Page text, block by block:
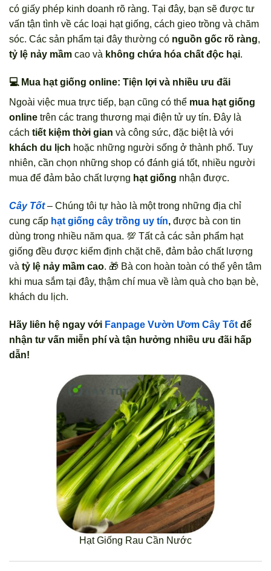
có giấy phép kinh doanh rõ ràng. Tại đây, bạn sẽ được tư
vấn tận tình về các loại hạt giống, cách gieo trồng và chăm
sóc. Các sản phẩm tại đây thường có nguồn gốc rõ ràng,
tỷ lệ nảy mầm cao và không chứa hóa chất độc hại.
💻 Mua hạt giống online: Tiện lợi và nhiều ưu đãi
Ngoài việc mua trực tiếp, bạn cũng có thể mua hạt giống
online trên các trang thương mại điện tử uy tín. Đây là
cách tiết kiệm thời gian và công sức, đặc biệt là với
khách du lịch hoặc những người sống ở thành phố. Tuy
nhiên, cần chọn những shop có đánh giá tốt, nhiều người
mua để đảm bảo chất lượng hạt giống nhận được.
Cây Tốt– Chúng tôi tự hào là một trong những địa chỉ
cung cấp hạt giống cây trồng uy tín, được bà con tin
dùng trong nhiều năm qua. 💯 Tất cả các sản phẩm hạt
giống đều được kiểm định chặt chẽ, đảm bảo chất lượng
và tỷ lệ nảy mầm cao. 🎁 Bà con hoàn toàn có thể yên tâm
khi mua sắm tại đây, thậm chí mua về làm quà cho bạn bè,
khách du lịch.
Hãy liên hệ ngay với Fanpage Vườn Ươm Cây Tốt để
nhận tư vấn miễn phí và tận hưởng nhiều ưu đãi hấp
dẫn!
Hạt Giống Rau Cần Nước